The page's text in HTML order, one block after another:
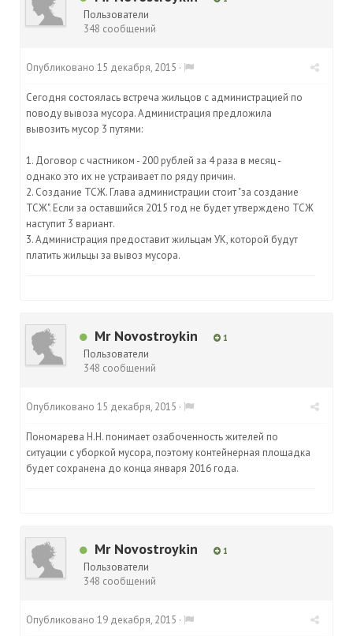
Пользователи
348 сообщений
Опубликовано 15 декабря, 2015 ·
Сегодня состоялась встреча жильцов с администрацией по
поводу вывоза мусора. Администрация предложила
вывозить мусор 3 путями:
1. Договор с частником - 200 рублей за 4 раза в месяц -
однако это их не устраивает по ряду причин.
2. Создание ТСЖ. Глава администрации стоит "за создание
ТСЖ". Если за оставшийся 2015 год не будет утверждено ТСЖ
наступит 3 вариант.
3. Администрация предоставит жильцам УК, которой будут
платить жильцы за вывоз мусора.
Mr Novostroykin 1
Пользователи
348 сообщений
Опубликовано 15 декабря, 2015 ·
Пономарева Н.Н. понимает озабоченность жителей по
ситуации с уборкой мусора, поэтому контейнерная площадка
будет сохранена до конца января 2016 года.
Mr Novostroykin 1
Пользователи
348 сообщений
Опубликовано 19 декабря, 2015 ·